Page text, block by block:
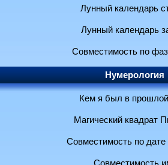
Лунный календарь
Лунный календарь
Совместимость по
Нумерология
Кем я был в
Магический квадрат
Совместимость по дате